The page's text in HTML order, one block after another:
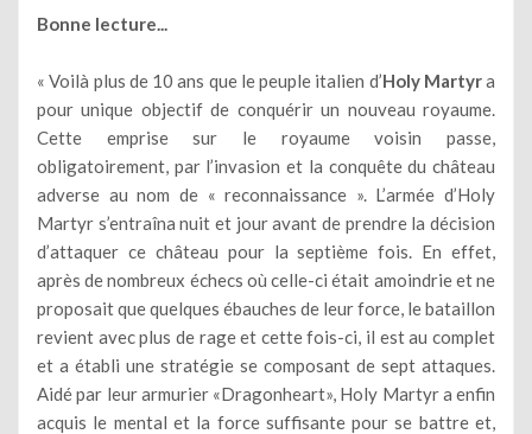
Bonne lecture...
« Voilà plus de 10 ans que le peuple italien d’Holy Martyra
pour unique objectif de conquérir un nouveau royaume.
Cette emprise sur le royaume voisin passe,
obligatoirement, par l’invasion et la conquête du château
adverse au nom de « reconnaissance ». L’armée d’Holy
Martyr s’entraîna nuit et jour avant de prendre la décision
d’attaquer ce château pour la septième fois. En effet,
après de nombreux échecs où celle-ci était amoindrie et ne
proposait que quelques ébauches de leur force, le bataillon
revient avec plus de rage et cette fois-ci, il est au complet
et a établi une stratégie se composant de sept attaques.
Aidé par leur armurier «Dragonheart», Holy Martyr a enfin
acquis le mental et la force suffisante pour se battre et,